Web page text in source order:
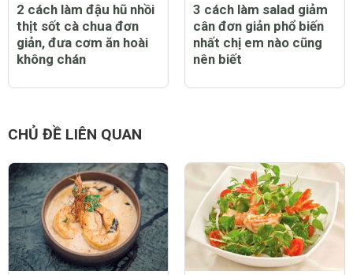
2 cách làm đậu hũ nhồi
thịt sốt cà chua đơn
giản, đưa cơm ăn hoài
không chán
3 cách làm salad giảm
cân đơn giản phổ biến
nhất chị em nào cũng
nên biết
CHỦ ĐỀ LIÊN QUAN